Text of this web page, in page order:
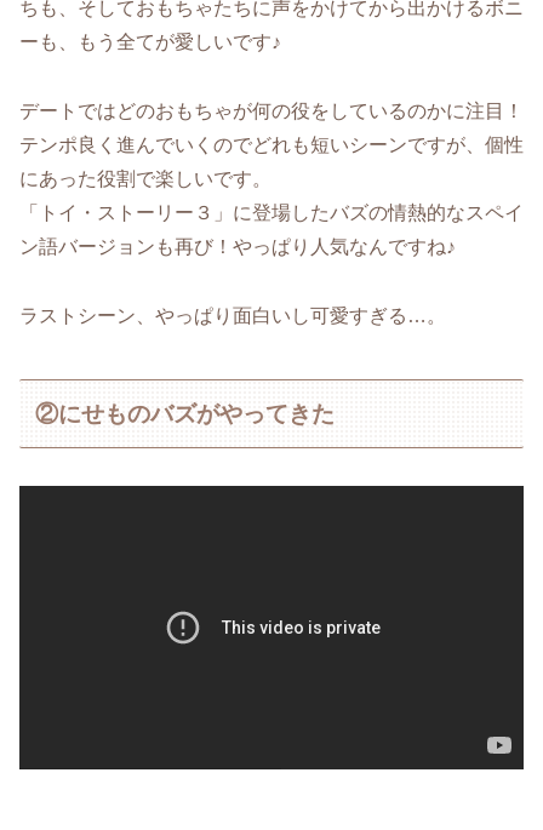
ちも、そしておもちゃたちに声をかけてから出かけるボニ
ーも、もう全てが愛しいです♪
デートではどのおもちゃが何の役をしているのかに注目！
テンポ良く進んでいくのでどれも短いシーンですが、個性
にあった役割で楽しいです。
「トイ・ストーリー３」に登場したバズの情熱的なスペイ
ン語バージョンも再び！やっぱり人気なんですね♪
ラストシーン、やっぱり面白いし可愛すぎる…。
②にせものバズがやってきた